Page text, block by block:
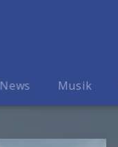
News Musik